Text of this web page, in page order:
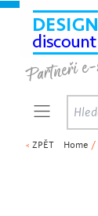
< ZPĚT Home /